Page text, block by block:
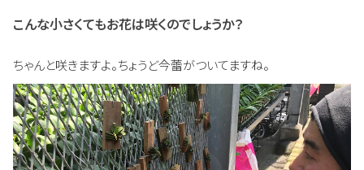
こんな小さくてもお花は咲くのでしょうか？
ちゃんと咲きますよ。ちょうど今蕾がついてますね。